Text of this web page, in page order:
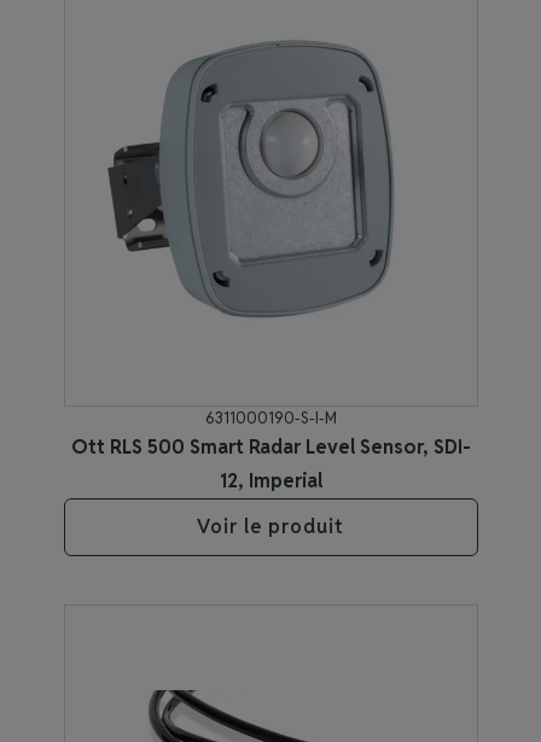
6311000190-S-I-M
Ott RLS 500 Smart Radar Level Sensor, SDI-
12, Imperial
Voir le produit